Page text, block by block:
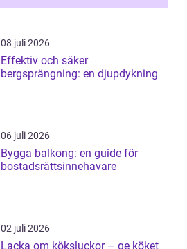
08 juli 2026
Effektiv och säker
bergsprängning: en djupdykning
06 juli 2026
Bygga balkong: en guide för
bostadsrättsinnehavare
02 juli 2026
Lacka om köksluckor – ge köket